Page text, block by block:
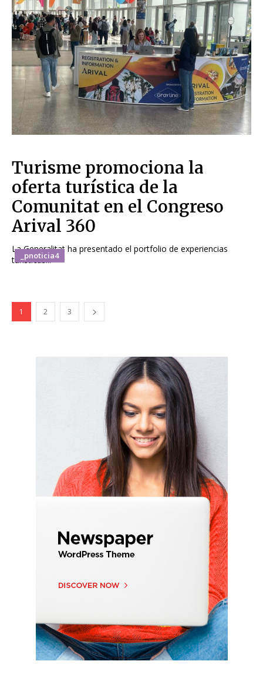
_pnoticia4
Turisme promociona la
oferta turística de la
Comunitat en el Congreso
Arival 360
La Generalitat ha presentado el portfolio de experiencias
turísticas...
1 2 3